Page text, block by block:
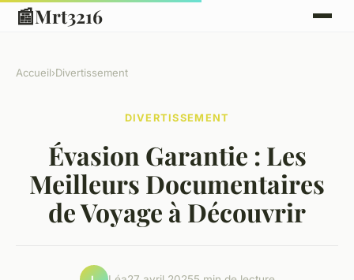
📰Mrt3216
Accueil›Divertissement
DIVERTISSEMENT
Évasion Garantie : Les
Meilleurs Documentaires
de Voyage à Découvrir